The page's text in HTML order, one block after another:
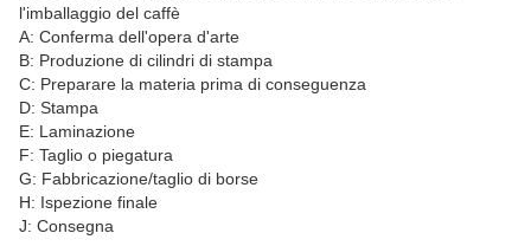
l'imballaggio del caffè
A: Conferma dell'opera d'arte
B: Produzione di cilindri di stampa
C: Preparare la materia prima di conseguenza
D: Stampa
E: Laminazione
F: Taglio o piegatura
G: Fabbricazione/taglio di borse
H: Ispezione finale
J: Consegna